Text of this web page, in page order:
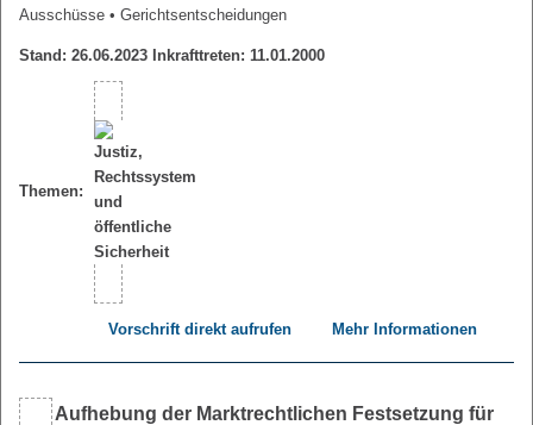
Ausschüsse • Gerichtsentscheidungen
Stand: 26.06.2023 Inkrafttreten: 11.01.2000
Themen:
Vorschrift direkt aufrufen Mehr Informationen
Aufhebung der Marktrechtlichen Festsetzung für